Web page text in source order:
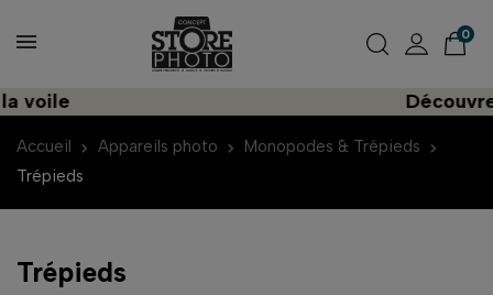
0
Découvrez
Accueil Appareils photo
Monopodes & Trépieds
Trépieds
Trépieds